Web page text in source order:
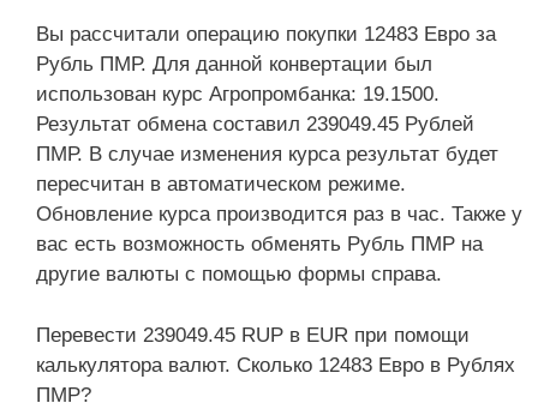
Вы рассчитали операцию покупки 12483 Евро за
Рубль ПМР. Для данной конвертации был
использован курс Агропромбанка: 19.1500.
Результат обмена составил 239049.45 Рублей
ПМР. В случае изменения курса результат будет
пересчитан в автоматическом режиме.
Обновление курса производится раз в час. Также у
вас есть возможность обменять Рубль ПМР на
другие валюты с помощью формы справа.
Перевести 239049.45 RUP в EUR при помощи
калькулятора валют. Сколько 12483 Евро в Рублях
ПМР?